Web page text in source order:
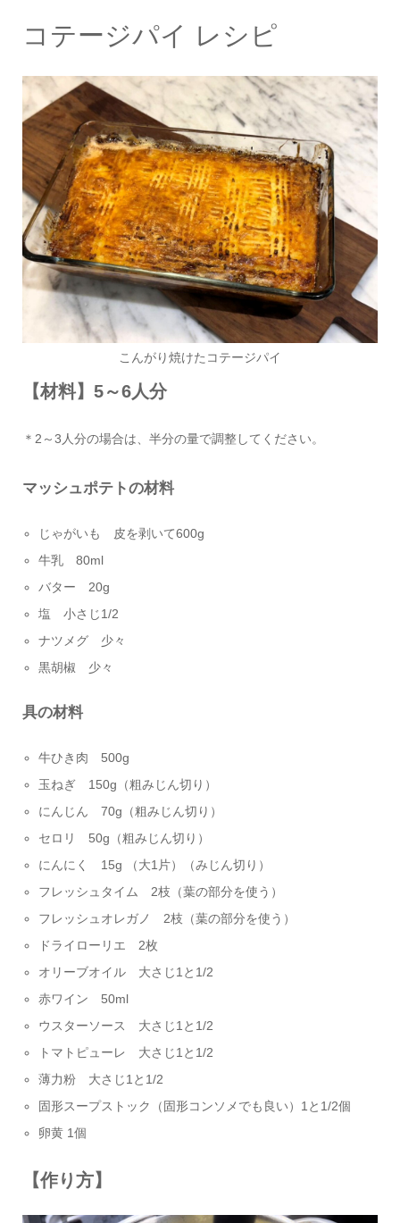
コテージパイ レシピ
こんがり焼けたコテージパイ
【材料】5～6人分
＊2～3人分の場合は、半分の量で調整してください。
マッシュポテトの材料
じゃがいも 皮を剥いて600g
牛乳 80ml
バター 20g
塩 小さじ1/2
ナツメグ 少々
黒胡椒 少々
具の材料
牛ひき肉 500g
玉ねぎ 150g（粗みじん切り）
にんじん 70g（粗みじん切り）
セロリ 50g（粗みじん切り）
にんにく 15g （大1片）（みじん切り）
フレッシュタイム 2枝（葉の部分を使う）
フレッシュオレガノ 2枝（葉の部分を使う）
ドライローリエ 2枚
オリーブオイル 大さじ1と1/2
赤ワイン 50ml
ウスターソース 大さじ1と1/2
トマトピューレ 大さじ1と1/2
薄力粉 大さじ1と1/2
固形スープストック（固形コンソメでも良い）1と1/2個
卵黄 1個
【作り方】